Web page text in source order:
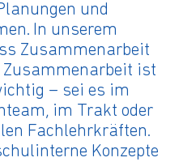
und
In unserem
Zusammenarbeit
Zusammenarbeit ist
– sei es im
im Trakt oder
Fachlehrkräften.
Konzepte